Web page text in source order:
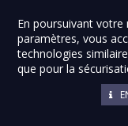
En poursuivant
paramètres, vous
technologies
que pour la